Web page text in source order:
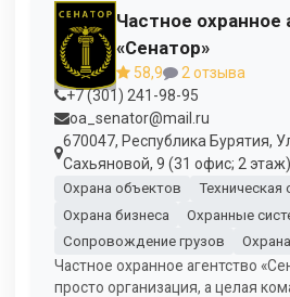
Частное охранное
«Сенатор»
58,9
2 отзыва
+7 (301) 241-98-95
oa_senator@mail.ru
670047, Республика Бурятия,
Сахьяновой, 9 (31 офис; 2 этаж).
Охрана объектов
Техническая
Охрана бизнеса
Охранные
Сопровождение грузов
Частное охранное агентство
просто организация, а целая